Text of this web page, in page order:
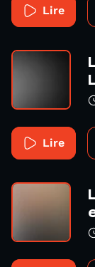
Lire
Lire